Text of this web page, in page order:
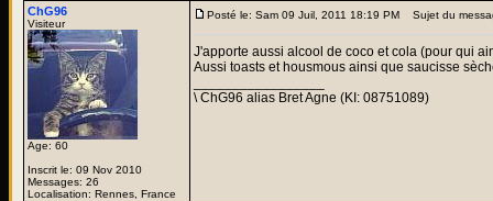
ChG96
Visiteur
Age: 60
Inscrit le: 09 Nov 2010
Messages: 26
Localisation: Rennes, France
Posté le: Sam 09 Juil, 2011 18:19 PM Sujet du
J'apporte aussi alcool de coco et cola (pour qui
Aussi toasts et housmous ainsi que saucisse
\ ChG96 alias Bret Agne (KI: 08751089)